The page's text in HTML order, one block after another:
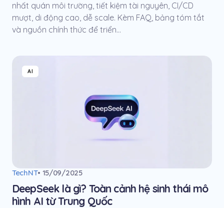
nhất quán môi trường, tiết kiệm tài nguyên, CI/CD
mượt, di động cao, dễ scale. Kèm FAQ, bảng tóm tắt
và nguồn chính thức để triển...
AI
TechNT• 15/09/2025
DeepSeek là gì? Toàn cảnh hệ sinh thái mô
hình AI từ Trung Quốc